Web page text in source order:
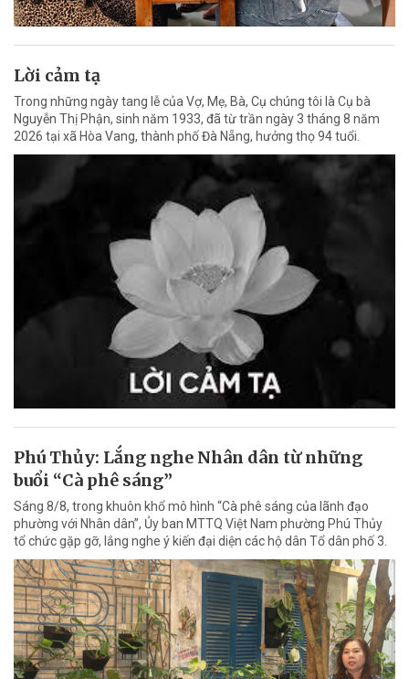
Lời cảm tạ
Trong những ngày tang lễ của Vợ, Mẹ, Bà, Cụ chúng tôi là Cụ bà
Nguyễn Thị Phận, sinh năm 1933, đã từ trần ngày 3 tháng 8 năm
2026 tại xã Hòa Vang, thành phố Đà Nẵng, hưởng thọ 94 tuổi.
Phú Thủy: Lắng nghe Nhân dân từ những
buổi “Cà phê sáng”
Sáng 8/8, trong khuôn khổ mô hình “Cà phê sáng của lãnh đạo
phường với Nhân dân”, Ủy ban MTTQ Việt Nam phường Phú Thủy
tổ chức gặp gỡ, lắng nghe ý kiến đại diện các hộ dân Tổ dân phố 3.